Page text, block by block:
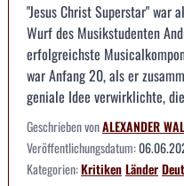
"Jesus Christ Superstar" war
Wurf des Musikstudenten
erfolgreichste
war Anfang 20, als er
geniale Idee verwirklichte,
Geschrieben vonALEXANDER
Veröffentlichungsdatum:
Kategorien:KritikenLänder